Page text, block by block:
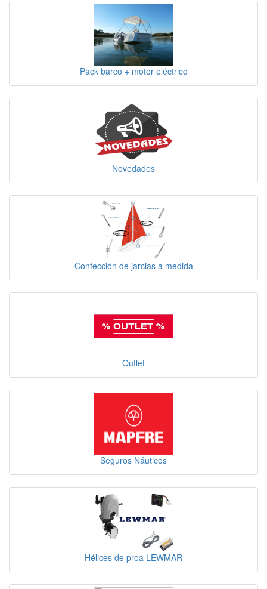
Pack barco + motor eléctrico
Novedades
Confección de jarcias a medida
Outlet
Seguros Náuticos
Hélices de proa LEWMAR